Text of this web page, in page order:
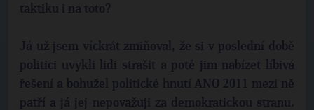
taktiku i na toto?
Já už jsem víckrát zmiňoval, že si v poslední době
politici uvykli lidi strašit a poté jim nabízet líbivá
řešení a bohužel politické hnutí ANO 2011 mezi ně
patří a já jej nepovažuji za demokratickou stranu.